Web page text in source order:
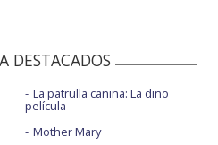
DESTACADOS
La patrulla canina: La dino
película
Mother Mary